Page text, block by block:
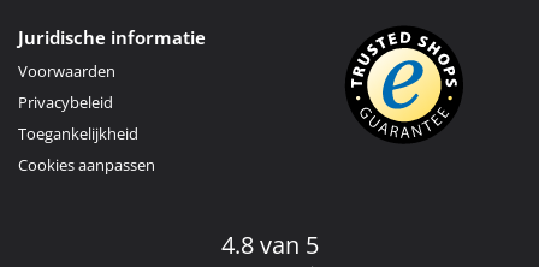
Juridische informatie
Voorwaarden
Privacybeleid
Toegankelijkheid
Cookies aanpassen
4.8 van 5